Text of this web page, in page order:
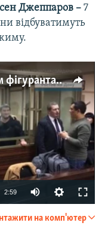
Джеппаров – 7
відбуватимуть
«Судовий бліцкриг» – шістьом фігурантам ялтинської «справи Хізб ут-Тахрір» оголосили вирок (відео)
available
2:59
на комп'ютер